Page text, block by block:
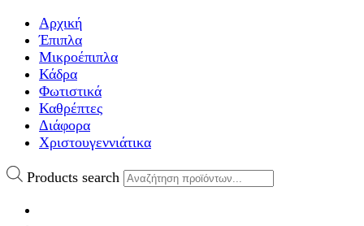
Αρχική
Έπιπλα
Μικροέπιπλα
Κάδρα
Φωτιστικά
Καθρέπτες
Διάφορα
Χριστουγεννιάτικα
Products search